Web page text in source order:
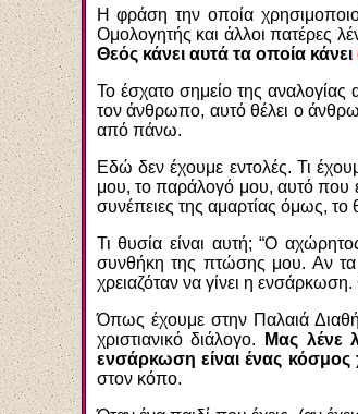
Η φράση την οποία
Ομολογητής και άλλοι πατέρες
Θεός κάνει αυτά τα οποία κάνει
Το έσχατο σημείο της
τον άνθρωπο, αυτό θέλει ο
από πάνω.
Εδώ δεν έχουμε εντολές. Τι
μου, το παράλογό μου, αυτό που
συνέπειες της αμαρτίας όμως,
Τι θυσία είναι αυτή; “Ο
συνθήκη της πτώσης μου. Αν τα
χρειαζόταν να γίνει η
Όπως έχουμε στην Παλαιά
χριστιανικό διάλογο.
Μας λένε
ενσάρκωση είναι ένας
στον κόπο.